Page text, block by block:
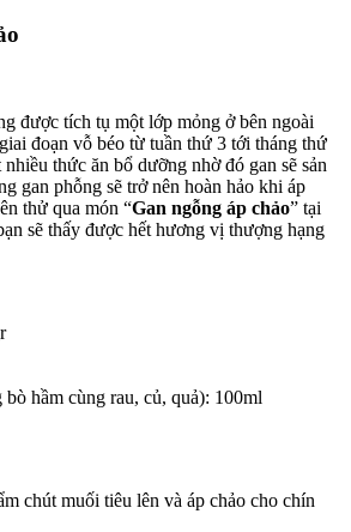
được tích tụ một lớp mỏng ở bên ngoài
đoạn vỗ béo từ tuần thứ 3 tới tháng thứ
thức ăn bổ dưỡng nhờ đó gan sẽ sản
gan phỗng sẽ trở nên hoàn hảo khi áp
thử qua món “Gan ngỗng áp chảo” tại
sẽ thấy được hết hương vị thượng hạng
hầm cùng rau, củ, quả): 100ml
chút muối tiêu lên và áp chảo cho chín